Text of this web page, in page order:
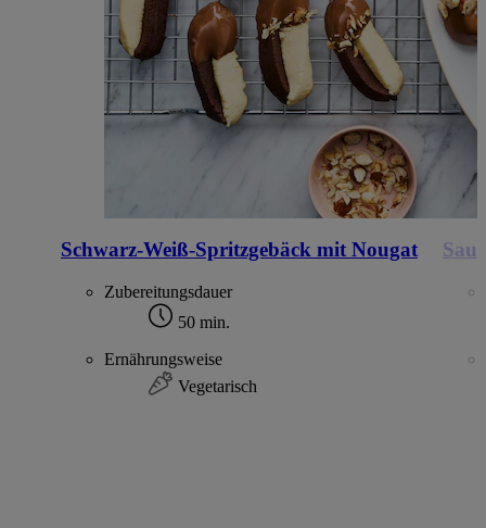
Schwarz-Weiß-Spritzgebäck mit Nougat
Zubereitungsdauer
50 min.
Ernährungsweise
Vegetarisch